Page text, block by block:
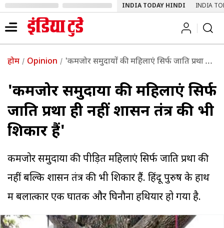
INDIA TODAY HINDI INDIA
होम Opinion 'कमजोर समुदायों की महिलाएं सिर्फ जाति प्रथा ही नहीं शासन तंत्र की भी शिकार हैं'
'कमजोर समुदायों की महिलाएं सिर्फ
जाति प्रथा ही नहीं शासन तंत्र की भी
शिकार हैं'
कमजोर समुदायों की पीड़ित महिलाएं सिर्फ जाति प्रथा की
नहीं बल्कि शासन तंत्र की भी शिकार हैं. हिंदू पुरुष के हाथ
में बलात्कार एक घातक और घिनौना हथियार हो गया है.